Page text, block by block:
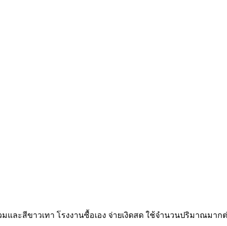
ละสีขาวเทา โรงงานซื้อเอง จ่ายเงิดสด ใช้จำนวนปริมาณมาก